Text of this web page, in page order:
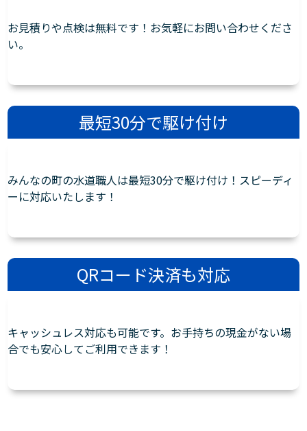
お見積りや点検は無料です！お気軽にお問い合わせくださ
い。
最短30分で駆け付け
みんなの町の水道職人は最短30分で駆け付け！スピーディ
ーに対応いたします！
QRコード決済も対応
キャッシュレス対応も可能です。お手持ちの現金がない場
合でも安心してご利用できます！